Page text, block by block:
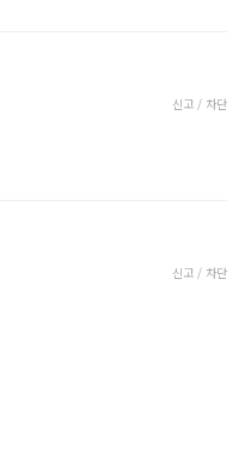
신고 / 차단
신고 / 차단